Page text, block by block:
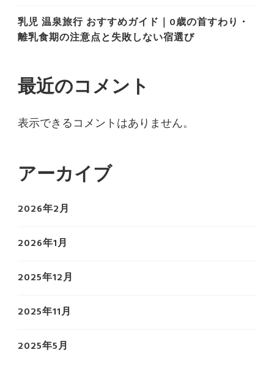
乳児 温泉旅行 おすすめガイド｜0歳の首すわり・
離乳食期の注意点と失敗しない宿選び
最近のコメント
表示できるコメントはありません。
アーカイブ
2026年2月
2026年1月
2025年12月
2025年11月
2025年5月